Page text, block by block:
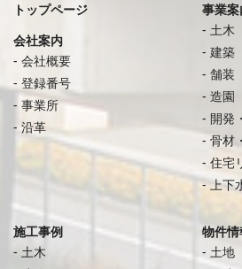
トップページ
会社案内
会社概要
登録番号
事業所
沿革
事業
土木
建築
舗装
造園
開発
骨材
住宅
上下
施工事例
土木
物件情
土地